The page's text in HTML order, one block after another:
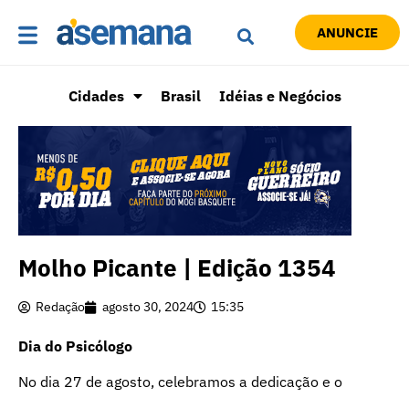
ANUNCIE
Cidades Brasil Idéias e Negócios
Molho Picante | Edição 1354
Redação agosto 30, 2024 15:35
Dia do Psicólogo
No dia 27 de agosto, celebramos a dedicação e o